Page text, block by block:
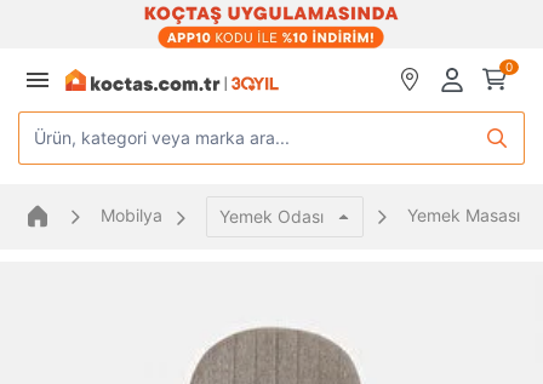
0
Ürün, kategori veya marka ara...
Mobilya Yemek Odası Yemek Masası